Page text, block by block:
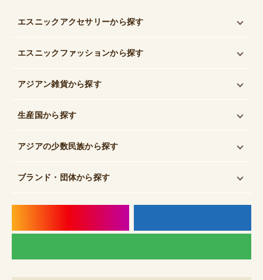
エスニックアクセサリーから探す
エスニックファッションから探す
アジアン雑貨から探す
生産国から探す
アジアの少数民族から探す
ブランド・団体から探す